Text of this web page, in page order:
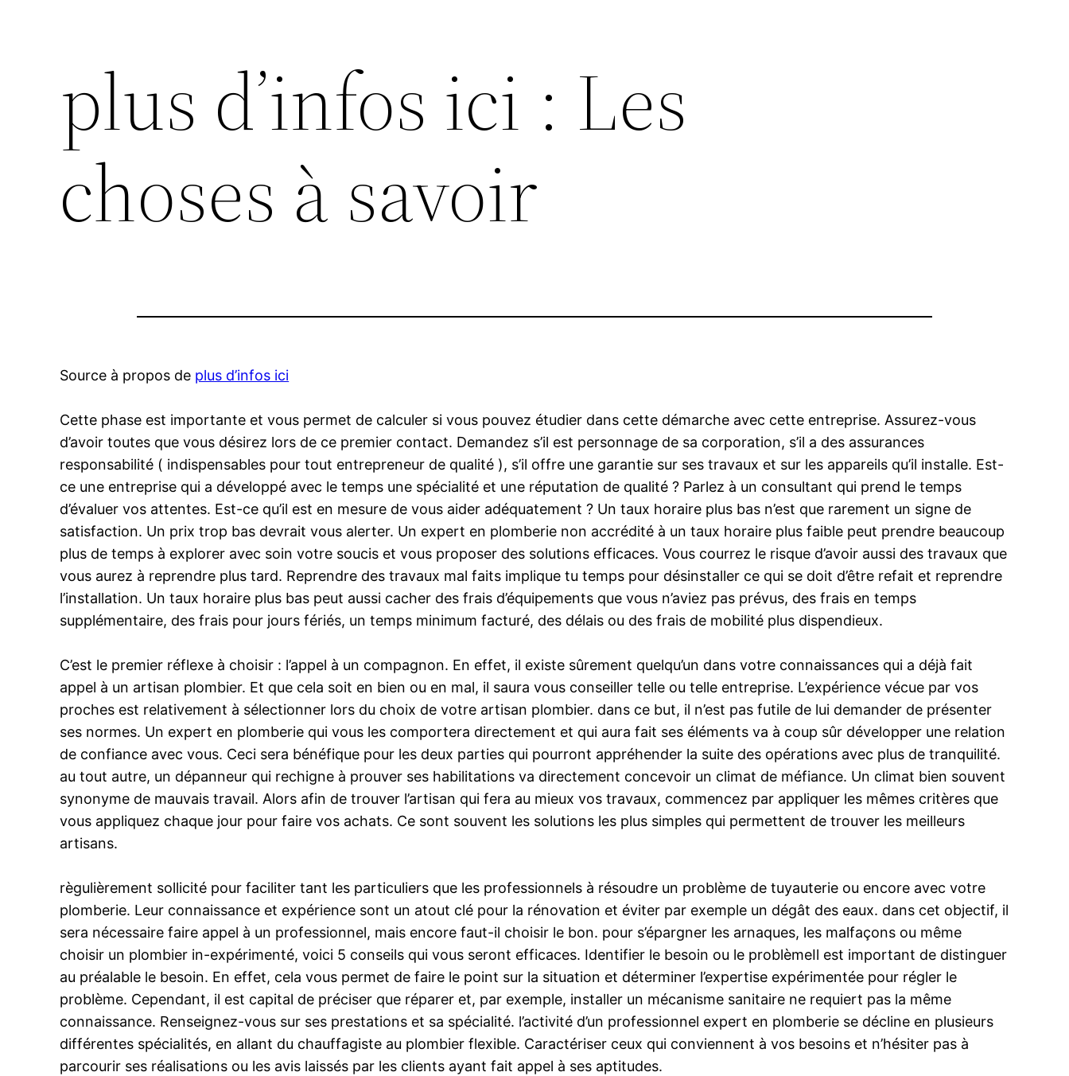
plus d’infos ici : Les
choses à savoir
Source à propos de plus d’infos ici
Cette phase est importante et vous permet de calculer si vous pouvez étudier dans cette démarche avec cette entreprise. Assurez-vous
d’avoir toutes que vous désirez lors de ce premier contact. Demandez s’il est personnage de sa corporation, s’il a des assurances
responsabilité ( indispensables pour tout entrepreneur de qualité ), s’il offre une garantie sur ses travaux et sur les appareils qu’il installe. Est-
ce une entreprise qui a développé avec le temps une spécialité et une réputation de qualité ? Parlez à un consultant qui prend le temps
d’évaluer vos attentes. Est-ce qu’il est en mesure de vous aider adéquatement ? Un taux horaire plus bas n’est que rarement un signe de
satisfaction. Un prix trop bas devrait vous alerter. Un expert en plomberie non accrédité à un taux horaire plus faible peut prendre beaucoup
plus de temps à explorer avec soin votre soucis et vous proposer des solutions efficaces. Vous courrez le risque d’avoir aussi des travaux que
vous aurez à reprendre plus tard. Reprendre des travaux mal faits implique tu temps pour désinstaller ce qui se doit d’être refait et reprendre
l’installation. Un taux horaire plus bas peut aussi cacher des frais d’équipements que vous n’aviez pas prévus, des frais en temps
supplémentaire, des frais pour jours fériés, un temps minimum facturé, des délais ou des frais de mobilité plus dispendieux.
C’est le premier réflexe à choisir : l’appel à un compagnon. En effet, il existe sûrement quelqu’un dans votre connaissances qui a déjà fait
appel à un artisan plombier. Et que cela soit en bien ou en mal, il saura vous conseiller telle ou telle entreprise. L’expérience vécue par vos
proches est relativement à sélectionner lors du choix de votre artisan plombier. dans ce but, il n’est pas futile de lui demander de présenter
ses normes. Un expert en plomberie qui vous les comportera directement et qui aura fait ses éléments va à coup sûr développer une relation
de confiance avec vous. Ceci sera bénéfique pour les deux parties qui pourront appréhender la suite des opérations avec plus de tranquilité.
au tout autre, un dépanneur qui rechigne à prouver ses habilitations va directement concevoir un climat de méfiance. Un climat bien souvent
synonyme de mauvais travail. Alors afin de trouver l’artisan qui fera au mieux vos travaux, commencez par appliquer les mêmes critères que
vous appliquez chaque jour pour faire vos achats. Ce sont souvent les solutions les plus simples qui permettent de trouver les meilleurs
artisans.
règulièrement sollicité pour faciliter tant les particuliers que les professionnels à résoudre un problème de tuyauterie ou encore avec votre
plomberie. Leur connaissance et expérience sont un atout clé pour la rénovation et éviter par exemple un dégât des eaux. dans cet objectif, il
sera nécessaire faire appel à un professionnel, mais encore faut-il choisir le bon. pour s’épargner les arnaques, les malfaçons ou même
choisir un plombier in-expérimenté, voici 5 conseils qui vous seront efficaces. Identifier le besoin ou le problèmeIl est important de distinguer
au préalable le besoin. En effet, cela vous permet de faire le point sur la situation et déterminer l’expertise expérimentée pour régler le
problème. Cependant, il est capital de préciser que réparer et, par exemple, installer un mécanisme sanitaire ne requiert pas la même
connaissance. Renseignez-vous sur ses prestations et sa spécialité. l’activité d’un professionnel expert en plomberie se décline en plusieurs
différentes spécialités, en allant du chauffagiste au plombier flexible. Caractériser ceux qui conviennent à vos besoins et n’hésiter pas à
parcourir ses réalisations ou les avis laissés par les clients ayant fait appel à ses aptitudes.